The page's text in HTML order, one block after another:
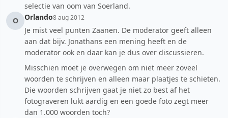
selectie van oom van Soerland.
O
Orlando8 aug 2012
Je mist veel punten Zaanen. De moderator geeft alleen
aan dat bijv. Jonathans een mening heeft en de
moderator ook en daar kan je dus over discussieren.
Misschien moet je overwegen om niet meer zoveel
woorden te schrijven en alleen maar plaatjes te schieten.
Die woorden schrijven gaat je niet zo best af het
fotograveren lukt aardig en een goede foto zegt meer
dan 1.000 woorden toch?